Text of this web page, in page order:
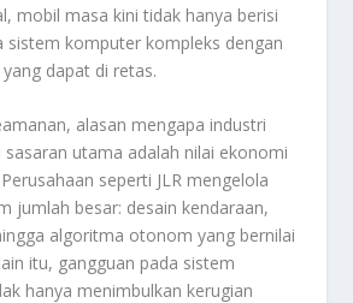
mobil masa kini tidak hanya berisi
sistem komputer kompleks dengan
dapat di retas.
alasan mengapa industri
utama adalah nilai ekonomi
seperti JLR mengelola
jumlah besar: desain kendaraan,
algoritma otonom yang bernilai
itu, gangguan pada sistem
hanya menimbulkan kerugian